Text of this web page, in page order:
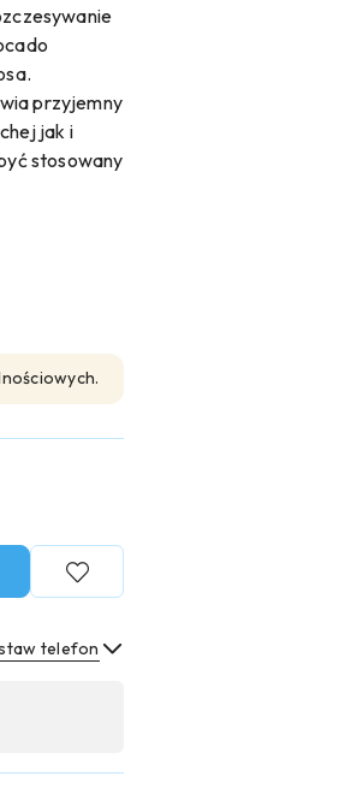
przyjemny
jak i
stosowany
telefon